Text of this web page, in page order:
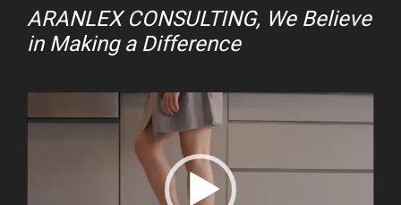
ARANLEX CONSULTING, We Believe
in Making a Difference
Player